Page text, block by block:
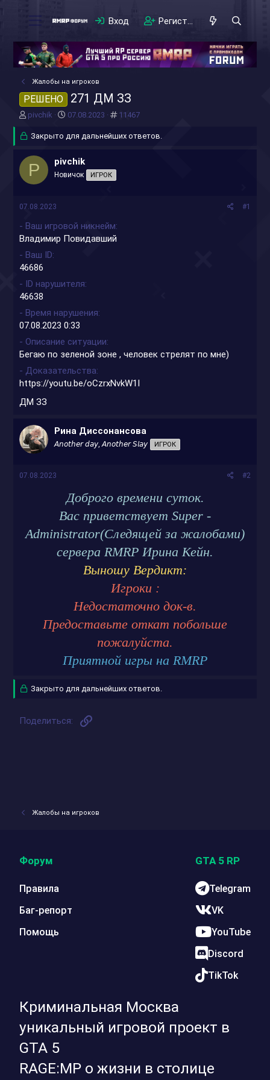
Вход Регистрация
Жалобы на игроков
РЕШЕНО 271 ДМ ЗЗ
А
т
р
т
pivchik
Д
т
н
ч
07.08.2023 #11467
Закрыто для дальнейших ответов.
P pivchik
Новичок ИГРОК
07.08.2023 #1
- Ваш игровой никнейм
Владимир Повидавший
- Ваш ID
46686
- ID нарушителя
46638
- Время нарушения
07.08.2023 0:33
- Описание ситуации
Бегаю по зеленой зоне , человек стрелят по мне)
- Доказательства
https://youtu.be/oCzrxNvkW1I
ДМ ЗЗ
Рина Диссонансова
𝘈𝘯𝘰𝘵𝘩𝘦𝘳 𝘥𝘢𝘺, 𝘈𝘯𝘰𝘵𝘩𝘦𝘳 𝘚𝘭𝘢𝘺 ИГРОК
07.08.2023 #2
Доброго времени суток.
Вас приветствует Super -
Administrator(Следящей за жалобами)
сервера RMRP Ирина Кейн.
Выношу Вердикт:
Игроки :
Недостаточно док-в.
Предоставьте откат побольше
пожалуйста.
Приятной игры на RMRP
Закрыто для дальнейших ответов.
Поделиться:
Жалобы на игроков
Криминальная Москва
уникальный игровой проект в
GTA 5
RAGE:MP о жизни в столице
Форум
Правила
Баг-репорт
Помощь
GTA 5 RP
Telegram
VK
YouTube
Discord
TikTok